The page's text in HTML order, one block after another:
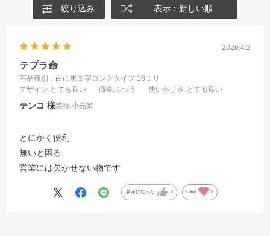
絞り込み 表示：新しい順
2026.4.2
テプラ命
商品種別：白に黒文字ロングタイプ 18ミリ
デザイン:とても良い 価格:ふつう 使いやすさ :とても良い
テンコ 業種:小売業
とにかく便利
無いと困る
営業には欠かせない物です
参考になった 0 Like! 0